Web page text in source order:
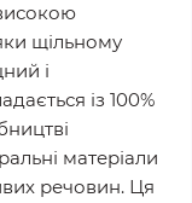
щільному
і
із 100%
матеріали
речовин. Ця